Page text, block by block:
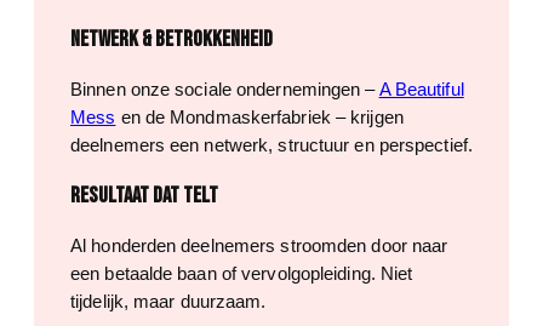
Netwerk & betrokkenheid
Binnen onze sociale ondernemingen –A Beautiful
Mess en de Mondmaskerfabriek – krijgen
deelnemers een netwerk, structuur en perspectief.
Resultaat dat telt
Al honderden deelnemers stroomden door naar
een betaalde baan of vervolgopleiding. Niet
tijdelijk, maar duurzaam.